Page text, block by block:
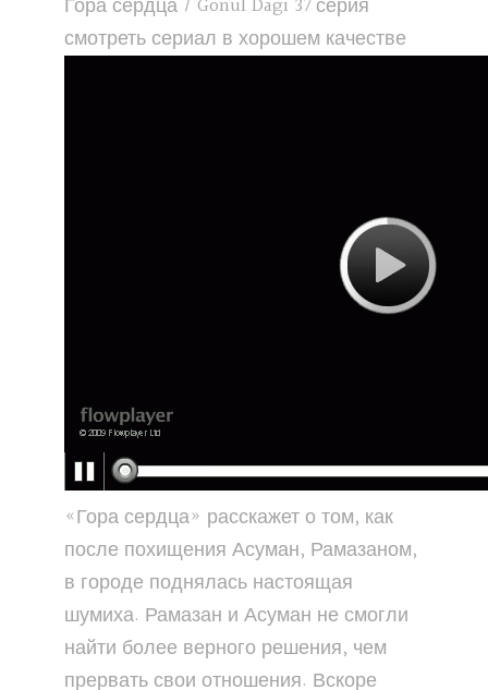
смотреть сериал в хорошем качестве
«Гора сердца» расскажет о том, как
после похищения Асуман, Рамазаном,
в городе поднялась настоящая
шумиха. Рамазан и Асуман не смогли
найти более верного решения, чем
прервать свои отношения. Вскоре